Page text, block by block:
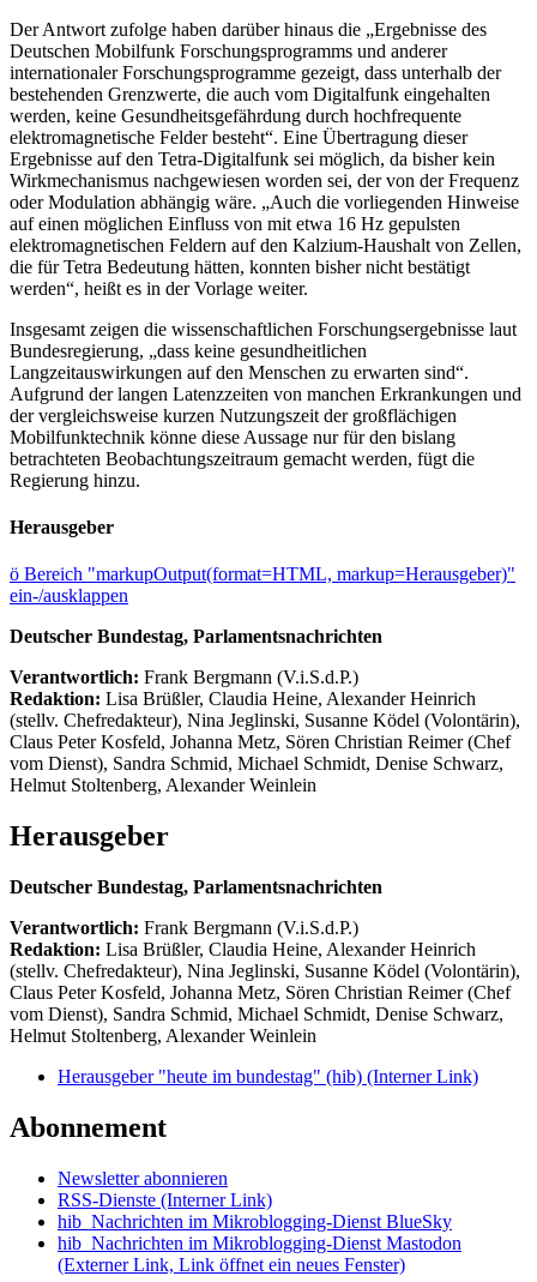
Der Antwort zufolge haben darüber hinaus die „Ergebnisse des
Deutschen Mobilfunk Forschungsprogramms und anderer
internationaler Forschungsprogramme gezeigt, dass unterhalb der
bestehenden Grenzwerte, die auch vom Digitalfunk eingehalten
werden, keine Gesundheitsgefährdung durch hochfrequente
elektromagnetische Felder besteht“. Eine Übertragung dieser
Ergebnisse auf den Tetra-Digitalfunk sei möglich, da bisher kein
Wirkmechanismus nachgewiesen worden sei, der von der Frequenz
oder Modulation abhängig wäre. „Auch die vorliegenden Hinweise
auf einen möglichen Einfluss von mit etwa 16 Hz gepulsten
elektromagnetischen Feldern auf den Kalzium-Haushalt von Zellen,
die für Tetra Bedeutung hätten, konnten bisher nicht bestätigt
werden“, heißt es in der Vorlage weiter.
Insgesamt zeigen die wissenschaftlichen Forschungsergebnisse laut
Bundesregierung, „dass keine gesundheitlichen
Langzeitauswirkungen auf den Menschen zu erwarten sind“.
Aufgrund der langen Latenzzeiten von manchen Erkrankungen und
der vergleichsweise kurzen Nutzungszeit der großflächigen
Mobilfunktechnik könne diese Aussage nur für den bislang
betrachteten Beobachtungszeitraum gemacht werden, fügt die
Regierung hinzu.
Herausgeber
ö Bereich "markupOutput(format=HTML, markup=Herausgeber)"
ein-/ausklappen
Deutscher Bundestag, Parlamentsnachrichten
Verantwortlich: Frank Bergmann (V.i.S.d.P.)
Redaktion: Lisa Brüßler, Claudia Heine, Alexander Heinrich
(stellv. Chefredakteur), Nina Jeglinski, Susanne Ködel (Volontärin),
Claus Peter Kosfeld, Johanna Metz, Sören Christian Reimer (Chef
vom Dienst), Sandra Schmid, Michael Schmidt, Denise Schwarz,
Helmut Stoltenberg, Alexander Weinlein
Herausgeber
Deutscher Bundestag, Parlamentsnachrichten
Verantwortlich: Frank Bergmann (V.i.S.d.P.)
Redaktion: Lisa Brüßler, Claudia Heine, Alexander Heinrich
(stellv. Chefredakteur), Nina Jeglinski, Susanne Ködel (Volontärin),
Claus Peter Kosfeld, Johanna Metz, Sören Christian Reimer (Chef
vom Dienst), Sandra Schmid, Michael Schmidt, Denise Schwarz,
Helmut Stoltenberg, Alexander Weinlein
Herausgeber "heute im bundestag" (hib) (Interner Link)
Abonnement
Newsletter abonnieren
RSS-Dienste (Interner Link)
hib_Nachrichten im Mikroblogging-Dienst BlueSky
hib_Nachrichten im Mikroblogging-Dienst Mastodon
(Externer Link, Link öffnet ein neues Fenster)